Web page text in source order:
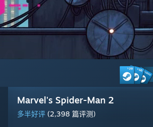
博德之门3
好评如潮 (82,537 篇评测)
战地风云™ 6
多半差评 (45,164 篇评测)
黎明杀机
褒贬不一 (95,437 篇评测)
雾影猎人
褒贬不一 (926 篇评测)
Marvel's Spider-Man 2
多半好评 (2,398 篇评测)
Big Walk
特别好评 (3,066 篇评测)
漫威争锋
褒贬不一 (17,994 篇评测)
Steam Machine
彩虹六号：围攻
多半好评 (198,791 篇评测)
Gears of War: E-Day
发行日期: 2026 年 10 月 6 日
Counter-Strike 2
特别好评 (1,405,191 篇评测)
Wuthering Waves
多半好评 (1,434 篇评测)